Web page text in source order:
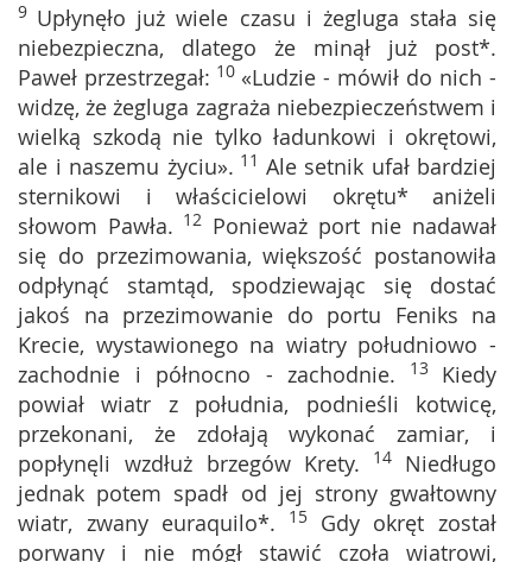
9 Upłynęło już wiele czasu i żegluga stała się
niebezpieczna, dlatego że minął już post*.
Paweł przestrzegał: 10 «Ludzie - mówił do nich -
widzę, że żegluga zagraża niebezpieczeństwem i
wielką szkodą nie tylko ładunkowi i okrętowi,
ale i naszemu życiu». 11 Ale setnik ufał bardziej
sternikowi i właścicielowi okrętu* aniżeli
słowom Pawła. 12 Ponieważ port nie nadawał
się do przezimowania, większość postanowiła
odpłynąć stamtąd, spodziewając się dostać
jakoś na przezimowanie do portu Feniks na
Krecie, wystawionego na wiatry południowo -
zachodnie i północno - zachodnie. 13 Kiedy
powiał wiatr z południa, podnieśli kotwicę,
przekonani, że zdołają wykonać zamiar, i
popłynęli wzdłuż brzegów Krety. 14 Niedługo
jednak potem spadł od jej strony gwałtowny
wiatr, zwany euraquilo*. 15 Gdy okręt został
porwany i nie mógł stawić czoła wiatrowi,